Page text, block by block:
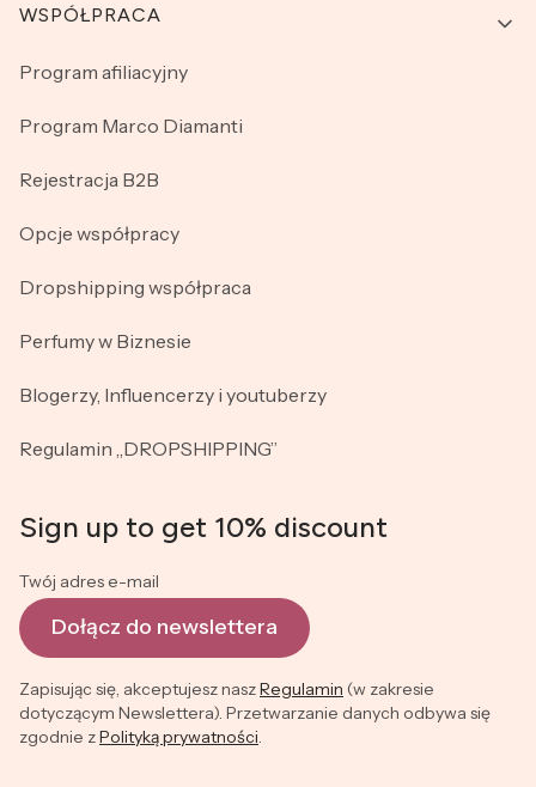
WSPÓŁPRACA
Program afiliacyjny
Program Marco Diamanti
Rejestracja B2B
Opcje współpracy
Dropshipping współpraca
Perfumy w Biznesie
Blogerzy, Influencerzy i youtuberzy
Regulamin „DROPSHIPPING”
Sign up to get 10% discount
Twój adres e-mail
Dołącz do newslettera
Zapisując się, akceptujesz naszRegulamin (w zakresie
dotyczącym Newslettera). Przetwarzanie danych odbywa się
zgodnie zPolityką prywatności.